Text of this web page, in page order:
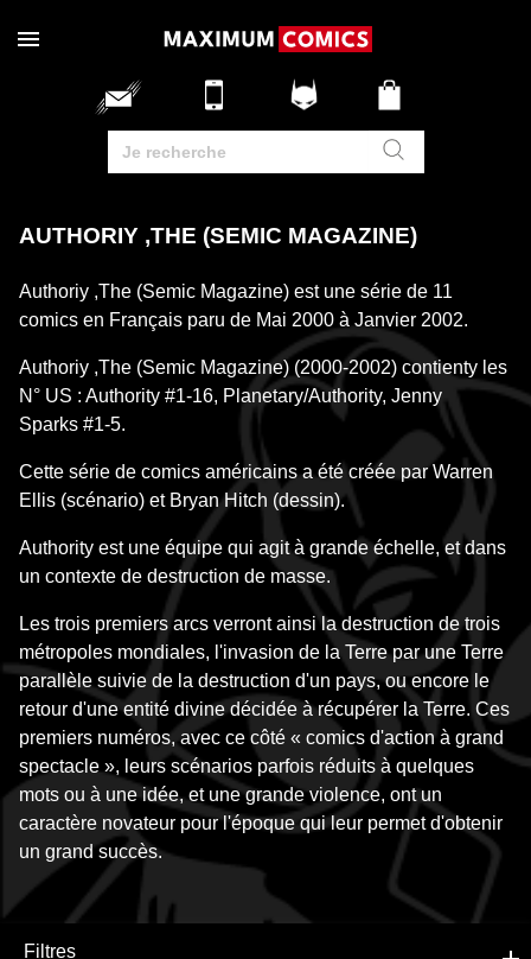
AUTHORIY ,THE (SEMIC MAGAZINE)
Authoriy ,The (Semic Magazine) est une série de 11
comics en Français paru de Mai 2000 à Janvier 2002.
Authoriy ,The (Semic Magazine) (2000-2002) contienty les
N° US : Authority #1-16, Planetary/Authority, Jenny
Sparks #1-5.
Cette série de comics américains a été créée par Warren
Ellis (scénario) et Bryan Hitch (dessin).
Authority est une équipe qui agit à grande échelle, et dans
un contexte de destruction de masse.
Les trois premiers arcs verront ainsi la destruction de trois
métropoles mondiales, l'invasion de la Terre par une Terre
parallèle suivie de la destruction d'un pays, ou encore le
retour d'une entité divine décidée à récupérer la Terre. Ces
premiers numéros, avec ce côté « comics d'action à grand
spectacle », leurs scénarios parfois réduits à quelques
mots ou à une idée, et une grande violence, ont un
caractère novateur pour l'époque qui leur permet d'obtenir
un grand succès.
Filtres